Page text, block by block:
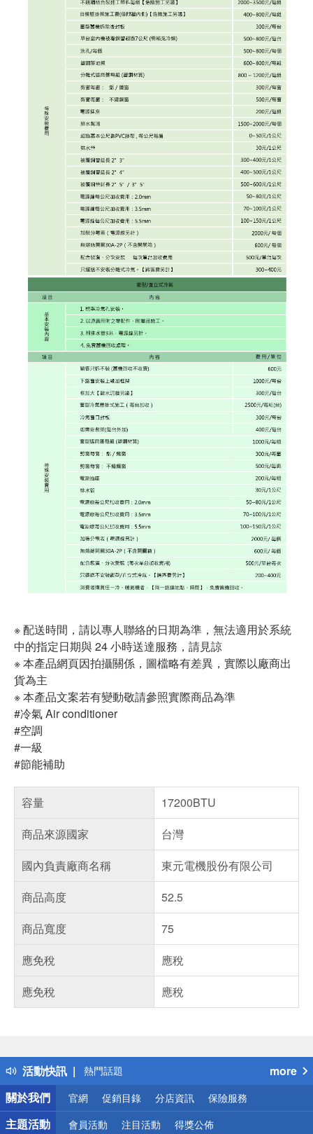
※ 配送時間，請以專人聯絡的日期為準，無法適用於系統
中的指定日期與 24 小時送達服務，請見諒
※ 本產品網頁因拍攝關係，圖檔略有差異，實際以廠商出
貨為主
※ 本產品文案若有變動敬請參照實際商品為準
#冷氣 Air conditioner
#空調
#一級
#節能補助
容量
17200BTU
商品來源國家
台灣
國內負責廠商名稱
東元電機股份有限公司
商品高度
52.5
商品寬度
75
應免稅
應稅
應免稅
應稅
活動快訊
得獎公告
熱門話題
銀行優惠
偏遠地區配送
詐騙網頁！請小心！
more
關於我們
官網 促銷目錄 分店資訊 保險服務
主題活動 會員活動 注目活動 得獎公佈